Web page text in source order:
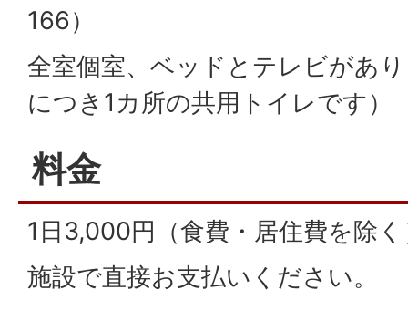
166）
全室個室、ベッドとテレビがあ
につき1カ所の共用トイレです）
料金
1日3,000円（食費・居住費を除
施設で直接お支払いください。